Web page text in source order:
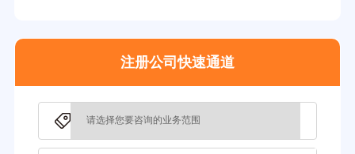
3分钟前用户提问：
注册公司快速通道